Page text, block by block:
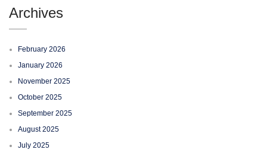
Archives
February 2026
January 2026
November 2025
October 2025
September 2025
August 2025
July 2025